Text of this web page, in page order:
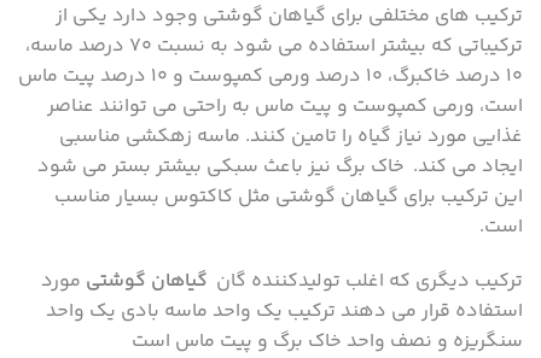
ترکیب های مختلفی برای گیاهان گوشتی وجود دارد یکی از
ترکیباتی که بیشتر استفاده می شود به نسبت ۷۰ درصد ماسه،
۱۰ درصد خاکبرگ، ۱۰ درصد ورمی کمپوست و ۱۰ درصد پیت ماس
است، ورمی کمپوست و پیت ماس به راحتی می توانند عناصر
غذایی مورد نیاز گیاه را تامین کنند. ماسه زهکشی مناسبی
ایجاد می کند. خاک برگ نیز باعث سبکی بیشتر بستر می شود
این ترکیب برای گیاهان گوشتی مثل کاکتوس بسیار مناسب
است.
ترکیب دیگری که اغلب تولیدکننده گان گیاهان گوشتی مورد
استفاده قرار می دهند ترکیب یک واحد ماسه بادی یک واحد
سنگریزه و نصف واحد خاک برگ و پیت ماس است